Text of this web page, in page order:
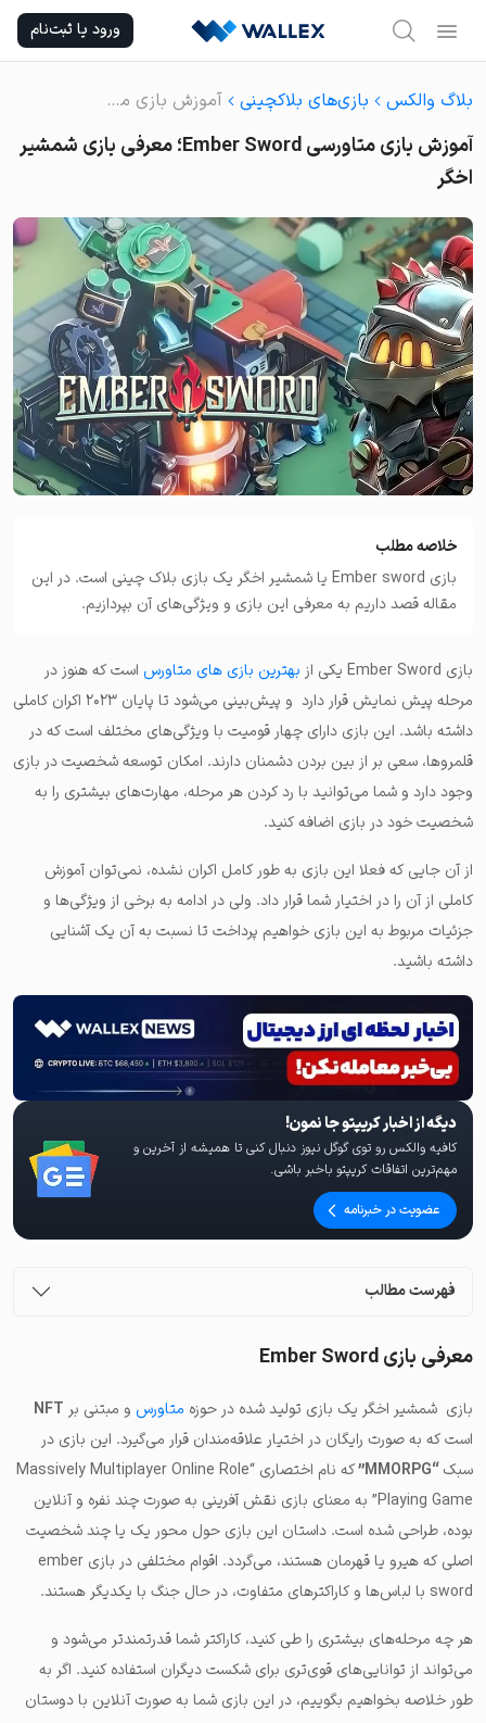
content
ورود یا ثبت‌نام
بلاگ والکس بازی‌های بلاکچینی آموزش بازی متاورسی Ember Sword؛ معرفی بازی شمشیر اخگر
آموزش بازی متاورسی Ember Sword؛ معرفی بازی شمشیر
اخگر
خلاصه مطلب
بازی Ember sword یا شمشیر اخگر یک بازی بلاک چینی است. در این
مقاله قصد داریم به معرفی این بازی و ویژگی‌های آن بپردازیم.
بازی Ember Sword یکی از بهترین بازی های متاورس است که هنوز در
مرحله پیش نمایش قرار دارد و پیش‌بینی می‌شود تا پایان ۲۰۲۳ اکران کاملی
داشته باشد. این بازی دارای چهار قومیت با ویژگی‌های مختلف است که در
قلمروها، سعی بر از بین بردن دشمنان دارند. امکان توسعه شخصیت در بازی
وجود دارد و شما می‌توانید با رد کردن هر مرحله، مهارت‌های بیشتری را به
شخصیت خود در بازی اضافه کنید.
از آن جایی که فعلا این بازی به طور کامل اکران نشده، نمی‌توان آموزش
کاملی از آن را در اختیار شما قرار داد. ولی در ادامه به برخی از ویژگی‌ها و
جزئیات مربوط به این بازی خواهیم پرداخت تا نسبت به آن یک آشنایی
داشته باشید.
دیگه از اخبار کریپتو جا نمون!
کافیه والکس رو توی گوگل نیوز دنبال کنی تا همیشه از آخرین و
مهم‌ترین اتفاقات کریپتو باخبر باشی.
عضویت در خبرنامه
فهرست مطالب
معرفی بازی Ember Sword
بازی شمشیر اخگر یک بازی تولید شده در حوزه متاورس و مبتنی بر NFT
است که به صورت رایگان در اختیار علاقه‌مندان قرار می‌گیرد. این بازی در
سبک“MMORPG”
که نام اختصاری “Massively Multiplayer Online Role
Playing Game” به معنای بازی نقش آفرینی به صورت چند نفره و آنلاین
بوده، طراحی شده است. داستان این بازی حول محور یک یا چند شخصیت
اصلی که هیرو یا قهرمان هستند، می‌گردد. اقوام مختلفی در بازی ember
sword با لباس‌ها و کاراکترهای متفاوت، در حال جنگ با یکدیگر هستند.
هر چه مرحله‌های بیشتری را طی کنید، کاراکتر شما قدرتمندتر می‌شود و
می‌تواند از توانایی‌های قوی‌تری برای شکست دیگران استفاده کنید. اگر به
طور خلاصه بخواهیم بگوییم، در این بازی شما به صورت آنلاین با دوستان